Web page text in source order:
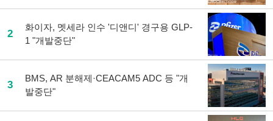
2
화이자, 멧세라 인수 '디앤디' 경구용 GLP-
1 "개발중단"
3
BMS, AR 분해제·CEACAM5 ADC 등 "개
발중단"